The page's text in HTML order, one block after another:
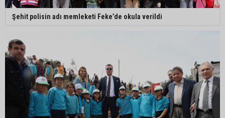
Şehit polisin adı memleketi Feke’de okula verildi